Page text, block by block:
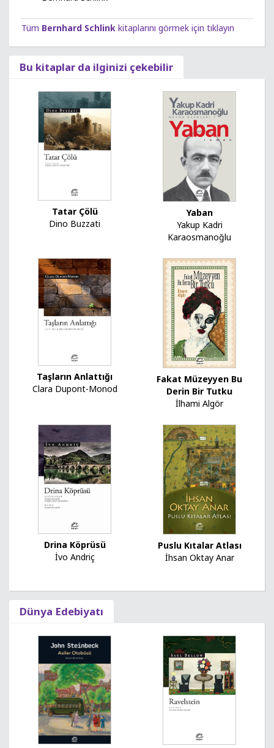
Tüm Bernhard Schlink kitaplarını görmek için tıklayın
Bu kitaplar da ilginizi çekebilir
Tatar Çölü
Dino Buzzati
Yaban
Yakup Kadri
Karaosmanoğlu
Taşların Anlattığı
Clara Dupont-Monod
Fakat Müzeyyen Bu
Derin Bir Tutku
İlhami Algör
Drina Köprüsü
İvo Andriç
Puslu Kıtalar Atlası
İhsan Oktay Anar
Dünya Edebiyatı